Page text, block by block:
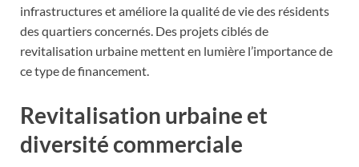
infrastructures et améliore la qualité de vie des résidents
des quartiers concernés. Des projets ciblés de
revitalisation urbaine mettent en lumière l’importance de
ce type de financement.
Revitalisation urbaine et
diversité commerciale